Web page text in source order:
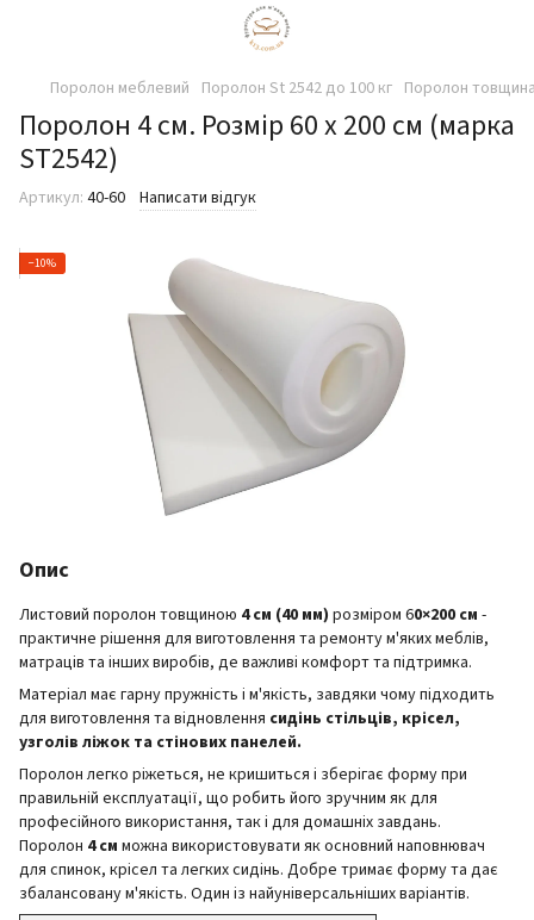
Поролон меблевий Поролон St 2542 до 100 кг Поролон
Поролон 4 см. Розмір 60 х 200 см (марка
ST2542)
Артикул: 40-60 Написати відгук
−10%
Опис
Листовий поролон товщиною 4 см (40 мм) розміром 60×200 см -
практичне рішення для виготовлення та ремонту м'яких меблів,
матраців та інших виробів, де важливі комфорт та підтримка.
Матеріал має гарну пружність і м'якість, завдяки чому підходить
для виготовлення та відновлення сидінь стільців, крісел,
узголів ліжок та стінових панелей.
Поролон легко ріжеться, не кришиться і зберігає форму при
правильній експлуатації, що робить його зручним як для
професійного використання, так і для домашніх завдань.
Поролон 4 см можна використовувати як основний наповнювач
для спинок, крісел та легких сидінь. Добре тримає форму та дає
збалансовану м'якість. Один із найуніверсальніших варіантів.